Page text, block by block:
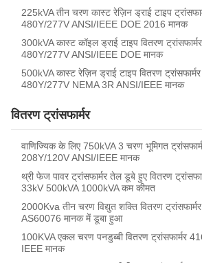
225kVA तीन चरण कास्ट रेज़िन ड्राई टाइप
480Y/277V ANSI/IEEE DOE 2016 मानक
300kVA कास्ट कॉइल ड्राई टाइप वितरण
480Y/277V ANSI/IEEE DOE मानक
500kVA कास्ट रेज़िन ड्राई टाइप वितरण
480Y/277V NEMA 3R ANSI/IEEE मानक
वितरण ट्रांसफार्मर
वाणिज्यिक के लिए 750kVA 3 चरण भूमिगत
208Y/120V ANSI/IEEE मानक
थ्री फेज पावर ट्रांसफार्मर तेल डूबे हुए वितरण
33kV 500kVA 1000kVA कम कीमत
2000Kva तीन चरण विद्युत शक्ति वितरण
AS60076 मानक में डूबा हुआ
100KVA एकल चरण पनडुब्बी वितरण ट्रांसफार्मर
IEEE मानक